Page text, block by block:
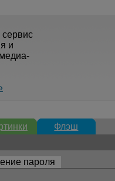
и
Флэш
пароля